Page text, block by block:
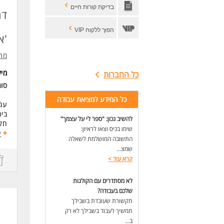
בדיקת קורות חיים
הפוך ללקוח VIP
כל החברות
כל המידע למציאת עבודה
להשיב נכון: "ספר לי על עצמך"
שימו בכיס וצאו לראיון:
התשובה המושלמת לשאלה
שמצ...
קרא עוד>
לא מסתדרים עם הקולגות
שלכם בעבודה?
תקשורת שעובדת בשבילך
תמשיך לעבוד בשבילך לא רק
ב...
*